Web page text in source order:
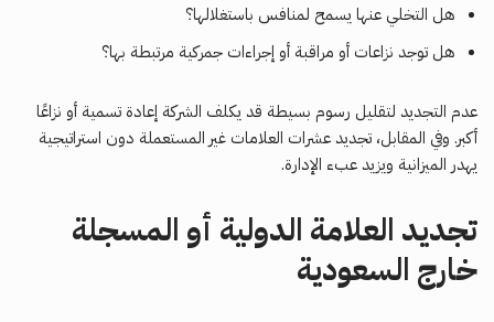
هل التخلي عنها يسمح لمنافس باستغلالها؟
هل توجد نزاعات أو مراقبة أو إجراءات جمركية مرتبطة بها؟
عدم التجديد لتقليل رسوم بسيطة قد يكلف الشركة إعادة تسمية أو نزاعًا
أكبر. وفي المقابل، تجديد عشرات العلامات غير المستعملة دون استراتيجية
يهدر الميزانية ويزيد عبء الإدارة.
تجديد العلامة الدولية أو المسجلة
خارج السعودية